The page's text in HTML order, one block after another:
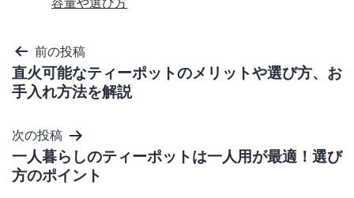
投
稿
ナ
ビ
ゲ
ー
前の投稿
直火可能なティーポットのメリットや選び方、お
手入れ方法を解説
次の投稿
一人暮らしのティーポットは一人用が最適！選び
方のポイント